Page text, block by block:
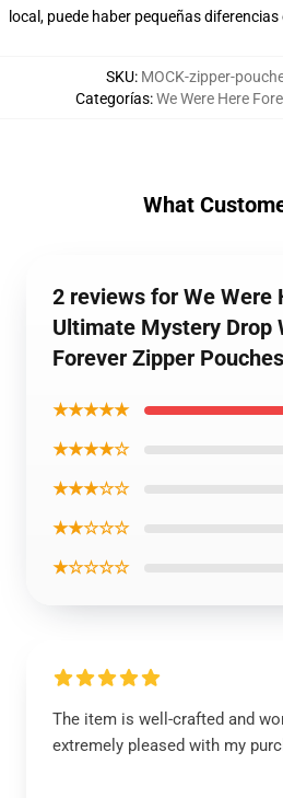
local, puede haber pequeñas
SKU: MOCK-zipper-
Categorías:We Were Here
What
2 reviews for We Were
Ultimate Mystery Drop
Forever Zipper Pouches
★★★★★
★★★★☆
★★★☆☆
★★☆☆☆
★☆☆☆☆
The item is well-crafted and
extremely pleased with my